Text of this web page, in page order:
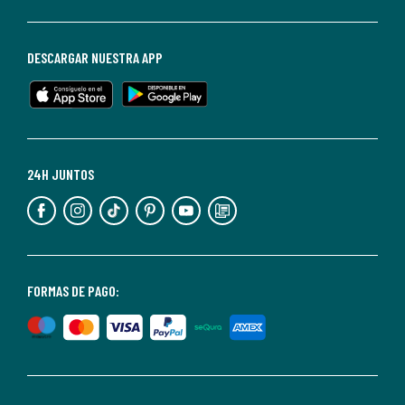
de
en
cualquier
Para
información,
puedes
nuestra
de
privacidad</2>.
FORMAS DE PAGO:
24H JUNTOS
DESCARGAR NUESTRA APP